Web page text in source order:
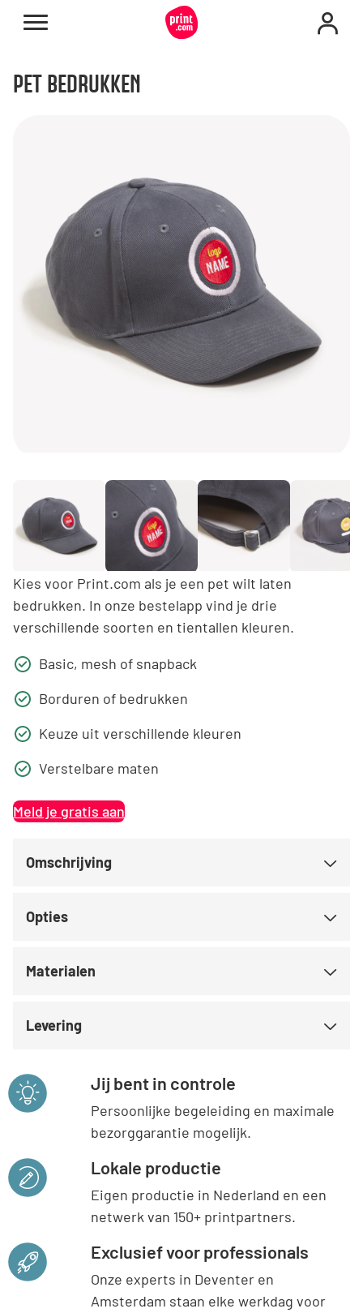
PET BEDRUKKEN
Kies voor Print.com als je een pet wilt laten
bedrukken. In onze bestelapp vind je drie
verschillende soorten en tientallen kleuren.
Basic, mesh of snapback
Borduren of bedrukken
Keuze uit verschillende kleuren
Verstelbare maten
Meld je gratis aan
Omschrijving
Opties
Materialen
Levering
Jij bent in controle
Persoonlijke begeleiding en maximale
bezorggarantie mogelijk.
Lokale productie
Eigen productie in Nederland en een
netwerk van 150+ printpartners.
Exclusief voor professionals
Onze experts in Deventer en
Amsterdam staan elke werkdag voor